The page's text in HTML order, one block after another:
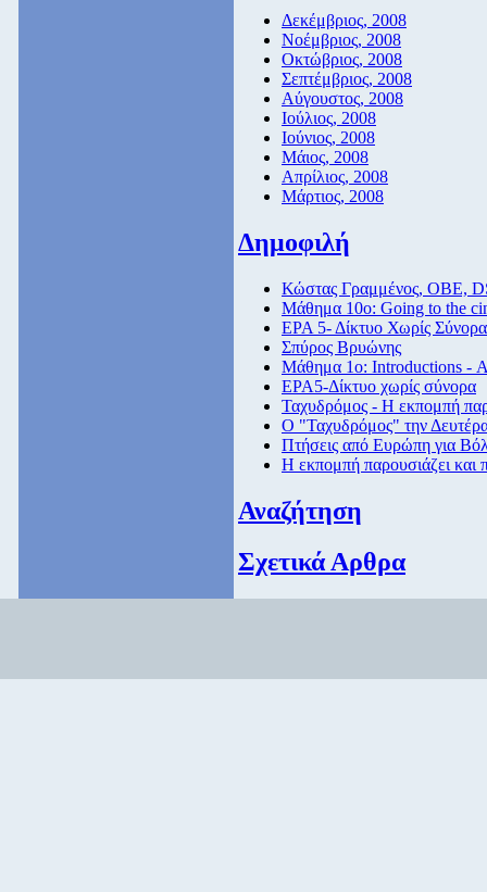
Δεκέμβριος, 2008
Νοέμβριος, 2008
Οκτώβριος, 2008
Σεπτέμβριος, 2008
Αύγουστος, 2008
Ιούλιος, 2008
Ιούνιος, 2008
Μάιος, 2008
Απρίλιος, 2008
Μάρτιος, 2008
Δημοφιλή
Κώστας Γραμμένος, ΟΒΕ,
Μάθημα 10ο: Going to the
ΕΡΑ 5- Δίκτυο Χωρίς Σύνορα
Σπύρος Βρυώνης
Μάθημα 1ο: Introductions -
ΕΡΑ5-Δίκτυο χωρίς σύνορα
Ταχυδρόμος - Η εκπομπή
Ο "Ταχυδρόμος" την
Πτήσεις από Eυρώπη για
Η εκπομπή παρουσιάζει και
Αναζήτηση
Σχετικά Αρθρα